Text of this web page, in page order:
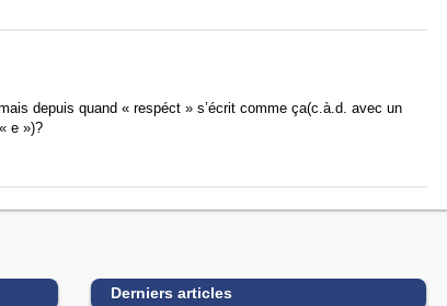
depuis quand « respéct » s’écrit comme ça(c.à.d. avec un
e »)?
Derniers articles